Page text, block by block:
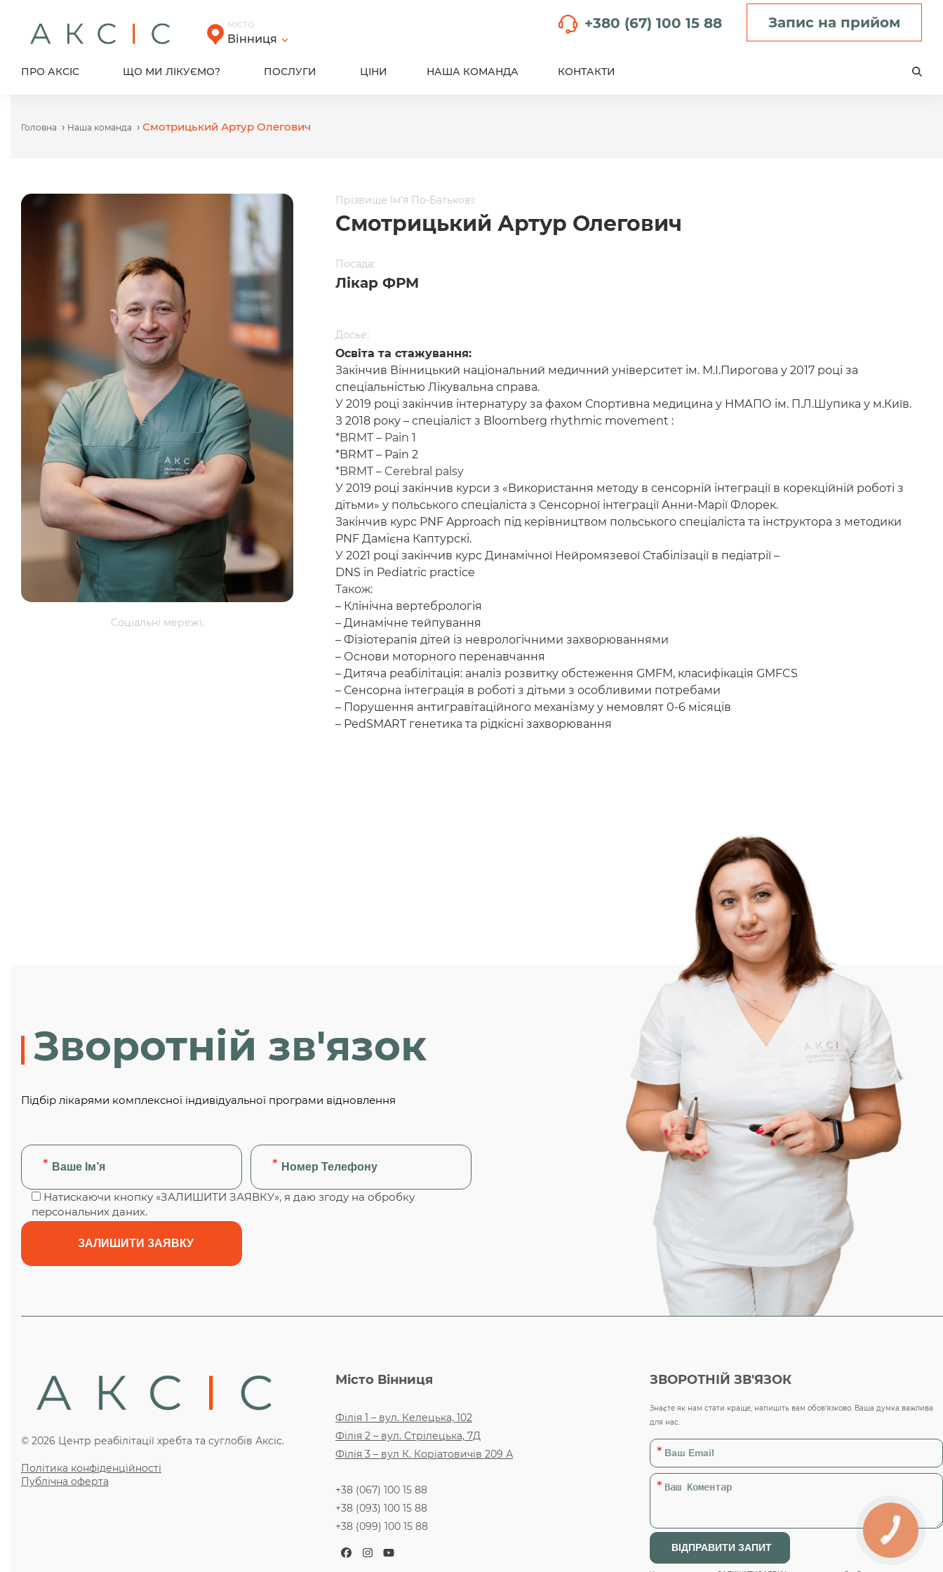
content
МІСТО
Вінниця
+380 (67) 100 15 88 Запис на прийом
ПРО АКСІС ЩО МИ ЛІКУЄМО? ПОСЛУГИ ЦІНИ НАША КОМАНДА КОНТАКТИ
Головна › Наша команда › Смотрицький Артур Олегович
Соціальні мережі:
Прізвище Ім’я По-Батькові:
Смотрицький Артур Олегович
Посада:
Лікар ФРМ
Досье:
Освіта та стажування:
Закінчив Вінницький національний медичний університет ім. М.І.Пирогова у 2017 році за
спеціальністью Лікувальна справа.
У 2019 році закінчив інтернатуру за фахом Спортивна медицина у НМАПО ім. П.Л.Шупика у м.Київ.
З 2018 року – спеціаліст з Bloomberg rhythmic movement :
*BRMT – Pain 1
*BRMT – Pain 2
*BRMT – Cerebral palsy
У 2019 році закінчив курси з «Використання методу в сенсорній інтеграції в корекційній роботі з
дітьми» у польського спеціаліста з Сенсорної інтеграції Анни-Марії Флорек.
Закінчив курс PNF Approach під керівництвом польського спеціаліста та інструктора з методики
PNF Дамієна Каптурскі.
У 2021 році закінчив курс Динамічної Нейромязевої Стабілізації в педіатрії –
DNS in Pediatric practice
Також:
– Клінічна вертебрологія
– Динамічне тейпування
– Фізіотерапія дітей із неврологічними захворюваннями
– Основи моторного перенавчання
– Дитяча реабілітація: аналіз розвитку обстеження GMFM, класифікація GMFCS
– Сенсорна інтеграція в роботі з дітьми з особливими потребами
– Порушення антигравітаційного механізму у немовлят 0-6 місяців
– PedSMART генетика та рідкісні захворювання
Зворотній зв'язок
Підбір лікарями комплексної індивідуальної програми відновлення
Натискаючи кнопку «ЗАЛИШИТИ ЗАЯВКУ», я даю згоду на обробку
персональних даних.
© 2026 Центр реабілітації хребта та суглобів Аксіс.
Політика конфіденційності
Публічна оферта
Місто Вінниця
Філія 1 – вул. Келецька, 102
Філія 2 – вул. Стрілецька, 7Д
Філія 3 – вул К. Коріатовичів 209 А
+38 (067) 100 15 88
+38 (093) 100 15 88
+38 (099) 100 15 88
Facebook
Instagram
YouTube
ЗВОРОТНІЙ ЗВ'ЯЗОК
Знаєте як нам стати краще, напишіть вам обов’язково. Ваша думка важлива
для нас.